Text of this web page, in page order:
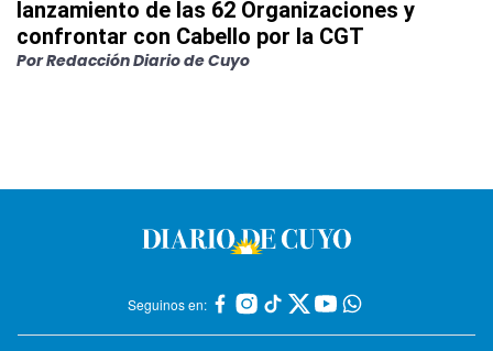
lanzamiento de las 62 Organizaciones y
confrontar con Cabello por la CGT
PorRedacción Diario de Cuyo
Seguinos en: